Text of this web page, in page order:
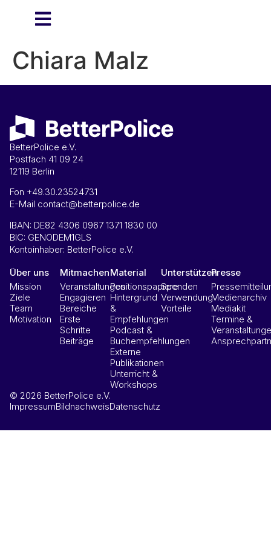
Chiara Malz
BetterPolice e.V.
Postfach 41 09 24
12119 Berlin
Fon +49.30.23524731
E-Mail contact@betterpolice.de
IBAN: DE82 4306 0967 1371 1830 00
BIC: GENODEM1GLS
Kontoinhaber: BetterPolice e.V.
Über uns
Mission
Ziele
Team
Motivation
Mitmachen
Veranstaltungen
Engagieren
Bereiche
Erste
Schritte
Beiträge
Material
Positionspapiere
Hintergrund
&
Empfehlungen
Podcast &
Buchempfehlungen
Externe
Publikationen
Unterricht &
Workshops
Unterstützen
Spenden
Verwendung
Vorteile
Presse
Medienarchiv
Mediakit
Termine &
© 2026 BetterPolice e.V.
ImpressumBildnachweisDatenschutz